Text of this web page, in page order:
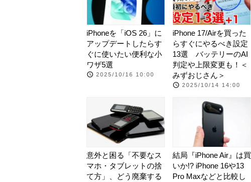
iPhoneを「iOS 26」に
アップデートしたらす
ぐに使いたい便利な小
ワザ5選
2025/10/16 10:00
iPhone 17/Airを買った
らすぐにやるべき設定
13選 バッテリーのAI
判定や上限変更も！＜
みずおじさん＞
2025/10/14 14:00
意外と困る「不要なス
マホ・タブレットの捨
て方」、どう廃棄する
結局『iPhone Air』は買
いか!? iPhone 16や13
Pro Maxなどと比較し